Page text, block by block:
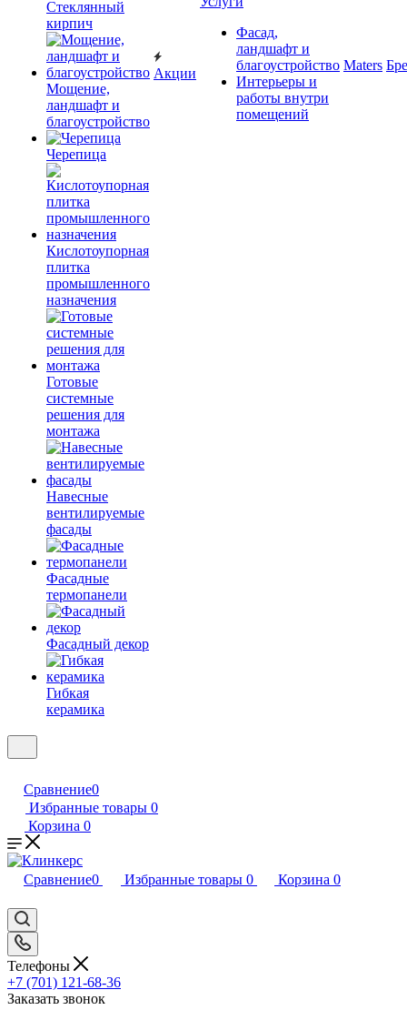
Cтеклянный
кирпич
Мощение,
ландшафт и
благоустройство
Черепица
Кислотоупорная
плитка
промышленного
назначения
Готовые
системные
решения для
монтажа
Навесные
вентилируемые
фасады
Фасадные
термопанели
Фасадный декор
Гибкая
керамика
Акции
Фасад,
ландшафт и
благоустройство
Интерьеры и
работы внутри
помещений
Maters
Сравнение0
Избранные товары 0
Корзина 0
Сравнение0 Избранные товары 0 Корзина 0
Телефоны
+7 (701) 121-68-36
Заказать звонок